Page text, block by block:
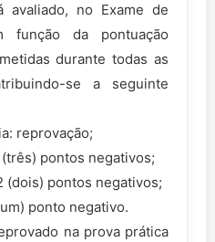
no Exame de
função da pontuação
durante todas as
se a seguinte
reprovação;
pontos negativos;
(dois) pontos negativos;
ponto negativo.
na prova prática